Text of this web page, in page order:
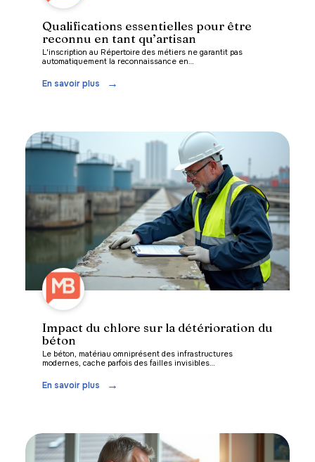
Qualifications essentielles pour être
reconnu en tant qu’artisan
L'inscription au Répertoire des métiers ne garantit pas
automatiquement la reconnaissance en…
En savoir plus
Impact du chlore sur la détérioration du
béton
Le béton, matériau omniprésent des infrastructures
modernes, cache parfois des failles invisibles
En savoir plus